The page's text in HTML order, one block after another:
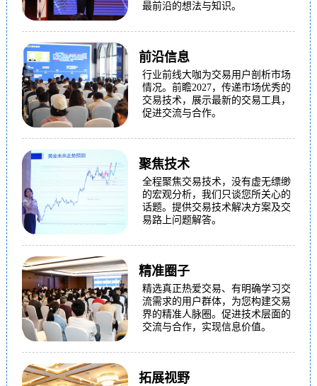
最前沿的想法与知识。
前沿信息
行业前线大咖为交易用户剖析市场
情况。前瞻2027，传递市场优秀的
交易技术，展示最新的交易工具，
促进交流与合作。
聚焦技术
全程聚焦交易技术，没有虚无缥缈
的宏观分析，我们只谈您所关心的
话题。提供交易技术解决方案及交
易路上问题解答。
精准圈子
精选真正热爱交易、有明确学习交
流需求的用户群体，为您构建交易
界的精准人脉圈。促进技术层面的
交流与合作，实现信息价值。
拓展视野